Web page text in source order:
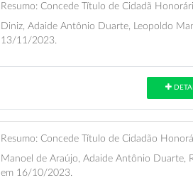
Resumo: Concede Título de Cidadã
Diniz, Adaide Antônio Duarte, Leopoldo
13/11/2023.
Resumo: Concede Título de Cidadão
Manoel de Araújo, Adaide Antônio Duarte,
em 16/10/2023.